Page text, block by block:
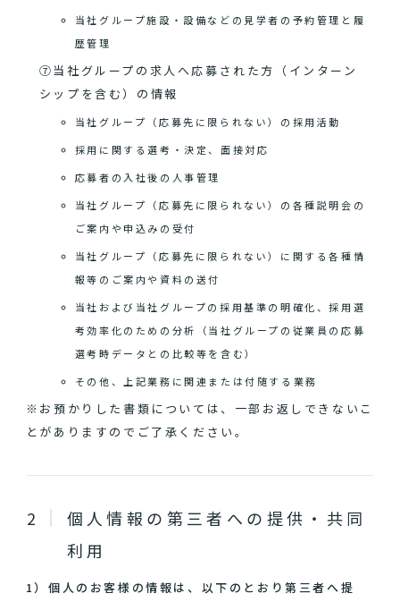
当社グループ施設・設備などの見学者の予約管理と履
歴管理
⑦当社グループの求人へ応募された方（インターン
シップを含む）の情報
当社グループ（応募先に限られない）の採用活動
採用に関する選考・決定、面接対応
応募者の入社後の人事管理
当社グループ（応募先に限られない）の各種説明会の
ご案内や申込みの受付
当社グループ（応募先に限られない）に関する各種情
報等のご案内や資料の送付
当社および当社グループの採用基準の明確化、採用選
考効率化のための分析（当社グループの従業員の応募
選考時データとの比較等を含む）
その他、上記業務に関連または付随する業務
※お預かりした書類については、一部お返しできないこ
とがありますのでご了承ください。
個人情報の第三者への提供・共同
利用
1）個人のお客様の情報は、以下のとおり第三者へ提